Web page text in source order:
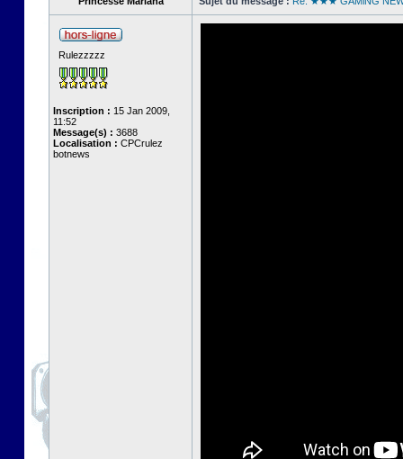
Rulezzzzz
Inscription : 15 Jan 2009,
11:52
Message(s) : 3688
Localisation : CPCrulez
botnews